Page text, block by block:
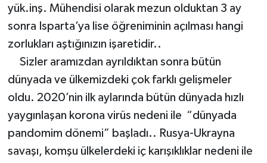
yük.inş. Mühendisi olarak mezun olduktan 3 ay
sonra Isparta’ya lise öğreniminin açılması hangi
zorlukları aştığınızın işaretidir..
Sizler aramızdan ayrıldıktan sonra bütün
dünyada ve ülkemizdeki çok farklı gelişmeler
oldu. 2020’nin ilk aylarında bütün dünyada hızlı
yaygınlaşan korona virüs nedeni ile “dünyada
pandomim dönemi” başladı.. Rusya-Ukrayna
savaşı, komşu ülkelerdeki iç karışıklıklar nedeni ile